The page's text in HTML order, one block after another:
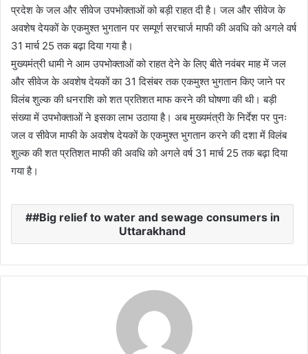
d
a
n
e
m
a
प्रदेश के जल और सीवेज उपभोक्ताओं को बड़ी राहत दी है। जल और सीवेज के
अवशेष देयकों के एकमुश्त भुगतान पर सम्पूर्ण सरचार्ज माफी की अवधि को अगले वर्ष
31 मार्च 25 तक बढ़ा दिया गया है।
मुख्यमंत्री धामी ने आम उपभोक्ताओं को राहत देने के लिए बीते नवंबर माह में जल
और सीवेज के अवशेष देयकों का 31 दिसंबर तक एकमुश्त भुगतान किए जाने पर
विलंब शुल्क की धनराशि को शत प्रतिशत माफ करने की घोषणा की थी। बड़ी
संख्या में उपभोक्ताओं ने इसका लाभ उठाया है। अब मुख्यमंत्री के निर्देश पर पुनः
जल व सीवेज माफी के अवशेष देयकों के एकमुश्त भुगतान करने की दशा में विलंब
शुल्क की शत प्रतिशत माफी की अवधि को अगले वर्ष 31 मार्च 25 तक बढ़ा दिया
गया है।
#Big relief to water and sewage consumers in
Uttarakhand